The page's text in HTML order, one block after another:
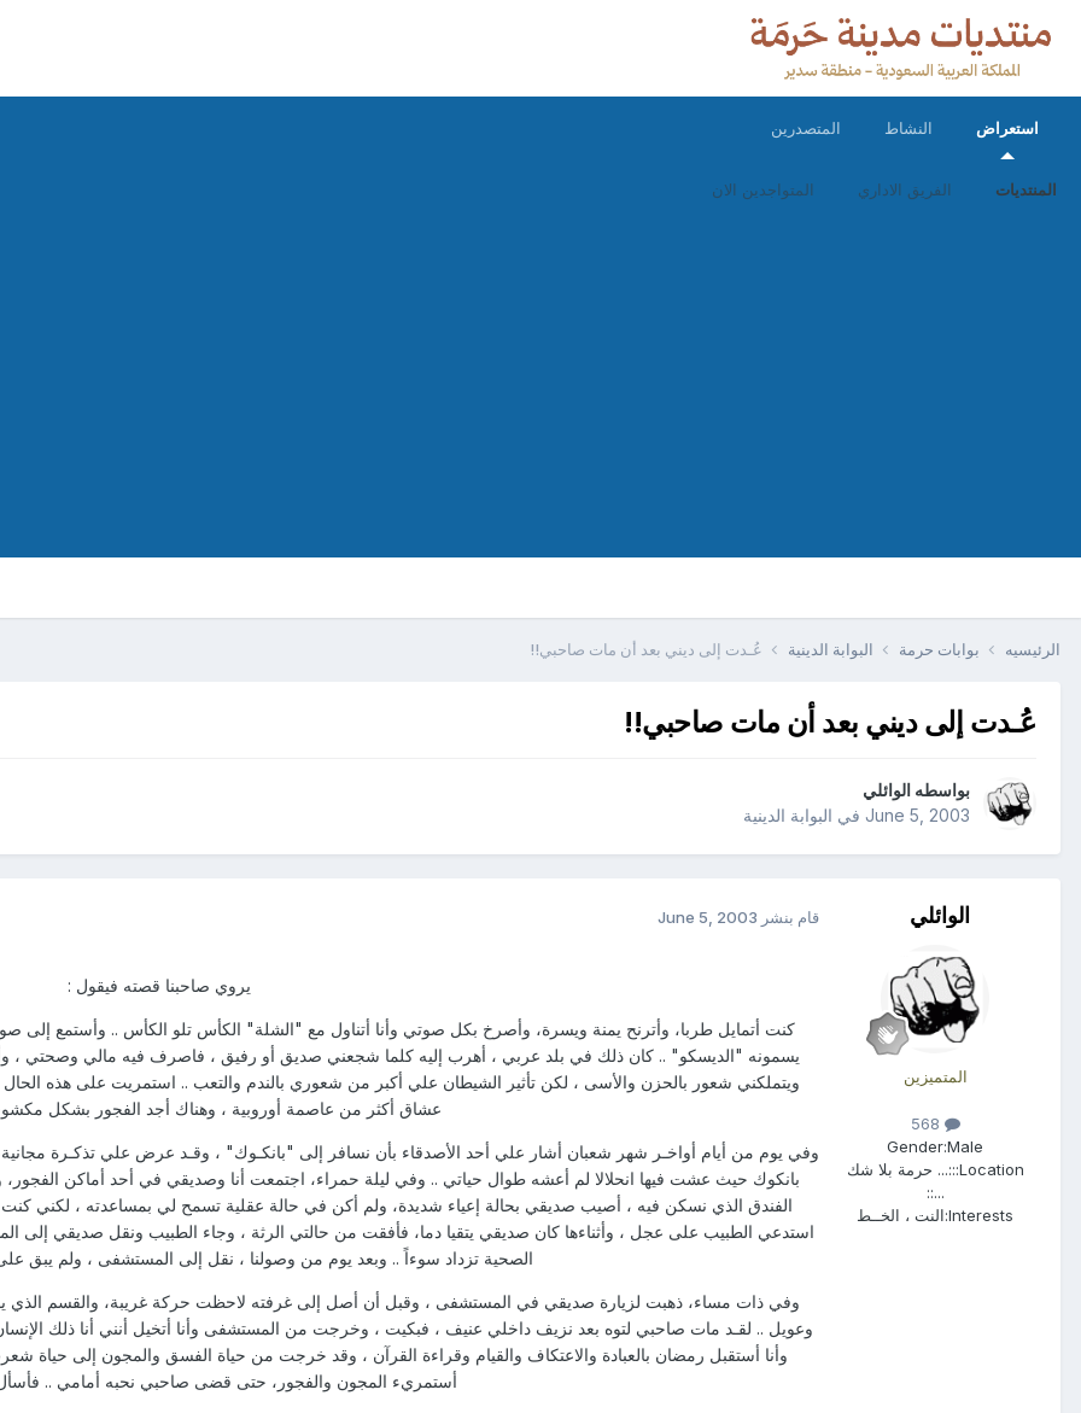
استعراض
المنتديات الفريق الاداري المتواجدين الان
النشاط المتصدرين
الرئيسيه بوابات حرمة البوابة الدينية عُـدت إلى ديني بعد أن مات صاحبي!!
عُـدت إلى ديني بعد أن مات صاحبي!!
بواسطه الوائلي
June 5, 2003 في البوابة الدينية
الوائلي
المتميزين
Gender:Male
Location: ::... حرمة بلا شك
...::
Interests: النت ، الخــط
قام بنشر June 5, 2003
‏يروي صاحبنا قصته فيقول :
كنت أتمايل طربا، وأترنح يمنة ويسرة، وأصرخ بكل صوتي وأنا أتناول مع "الشلة" الكأس تلو الكأس .. وأستمع إلى
يسمونه "الديسكو" .. كان ذلك في بلد عربي ، أهرب إليه كلما شجعني صديق أو رفيق ، فاصرف فيه مالي وصحتي ،
ويتملكني شعور بالحزن والأسى ، لكن تأثير الشيطان علي أكبر من شعوري بالندم والتعب .. استمريت على هذه
عشاق أكثر من عاصمة أوروبية ، وهناك أجد الفجور بشكل
وفي يوم من أيام أواخـر شهر شعبان أشار علي أحد الأصدقاء بأن نسافر إلى "بانكـوك" ، وقـد عرض علي تذكـرة
بانكوك حيث عشت فيها انحلالا لم أعشه طوال حياتي .. وفي ليلة حمراء، اجتمعت أنا وصديقي في أحد أماكن الفجور،
الفندق الذي نسكن فيه ، أصيب صديقي بحالة إعياء شديدة، ولم أكن في حالة عقلية تسمح لي بمساعدته ، لكني
استدعي الطبيب على عجل ، وأثناءها كان صديقي يتقيا دما، فأفقت من حالتي الرثة ، وجاء الطبيب ونقل صديقي إلى
الصحية تزداد سوءاً .. وبعد يوم من وصولنا ، نقل إلى المستشفى ، ولم يبق
وفي ذات مساء، ذهبت لزيارة صديقي في المستشفى ، وقبل أن أصل إلى غرفته لاحظت حركة غريبة، والقسم
وعويل .. لقـد مات صاحبي لتوه بعد نزيف داخلي عنيف ، فبكيت ، وخرجت من المستشفى وأنا أتخيل أنني أنا ذلك
وأنا أستقبل رمضان بالعبادة والاعتكاف والقيام وقراءة القرآن ، وقد خرجت من حياة الفسق والمجون إلى حياة
أستمريء المجون والفجور، حتى قضى صاحبي نحبه أمامي ..